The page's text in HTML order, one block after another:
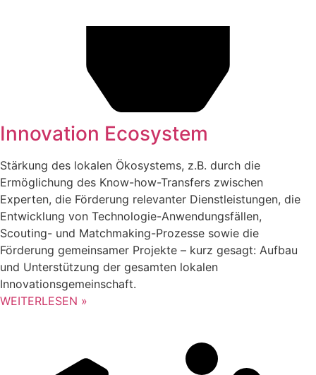
Innovation Ecosystem
Stärkung des lokalen Ökosystems, z.B. durch die
Ermöglichung des Know-how-Transfers zwischen
Experten, die Förderung relevanter Dienstleistungen, die
Entwicklung von Technologie-Anwendungsfällen,
Scouting- und Matchmaking-Prozesse sowie die
Förderung gemeinsamer Projekte – kurz gesagt: Aufbau
und Unterstützung der gesamten lokalen
Innovationsgemeinschaft.
WEITERLESEN »